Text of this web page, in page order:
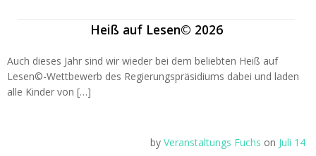
Heiß auf Lesen© 2026
Auch dieses Jahr sind wir wieder bei dem beliebten Heiß auf
Lesen©-Wettbewerb des Regierungspräsidiums dabei und laden
alle Kinder von […]
by Veranstaltungs Fuchs on Juli 14